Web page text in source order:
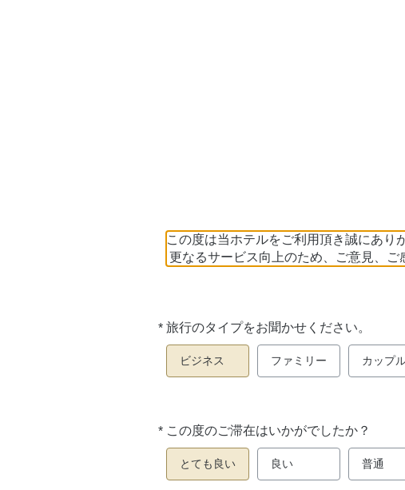
この度は当ホテルをご利用頂き誠にあり
更なるサービス向上のため、ご意見、ご
* 旅行のタイプをお聞かせください。
必
須
ビジネス ファミリー カップ
* この度のご滞在はいかがでしたか？
必
須
とても良い 良い 普通